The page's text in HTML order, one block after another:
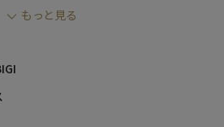
した夏の万能パンツです。
素材を使用した、ツイル織りのストレ
のなめらかさと、ナイロンの耐久性を
もっと見る